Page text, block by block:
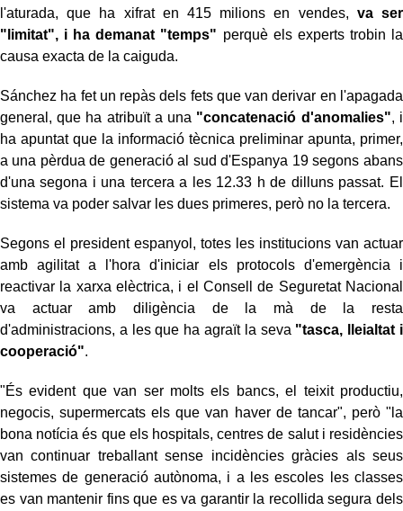
l'aturada, que ha xifrat en 415 milions en vendes, va ser
"limitat", i ha demanat "temps" perquè els experts trobin la
causa exacta de la caiguda.
Sánchez ha fet un repàs dels fets que van derivar en l'apagada
general, que ha atribuït a una "concatenació d'anomalies", i
ha apuntat que la informació tècnica preliminar apunta, primer,
a una pèrdua de generació al sud d'Espanya 19 segons abans
d'una segona i una tercera a les 12.33 h de dilluns passat. El
sistema va poder salvar les dues primeres, però no la tercera.
Segons el president espanyol, totes les institucions van actuar
amb agilitat a l'hora d'iniciar els protocols d'emergència i
reactivar la xarxa elèctrica, i el Consell de Seguretat Nacional
va actuar amb diligència de la mà de la resta
d'administracions, a les que ha agraït la seva "tasca, lleialtat i
cooperació".
"És evident que van ser molts els bancs, el teixit productiu,
negocis, supermercats els que van haver de tancar", però "la
bona notícia és que els hospitals, centres de salut i residències
van continuar treballant sense incidències gràcies als seus
sistemes de generació autònoma, i a les escoles les classes
es van mantenir fins que es va garantir la recollida segura dels